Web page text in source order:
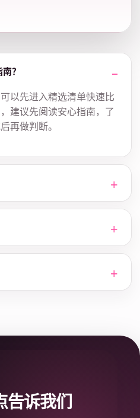
？
以先进入精选清单快速比
建议先阅读安心指南，了
再做判断。
告诉我们